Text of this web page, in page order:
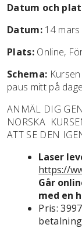
Datum och
Datum:14 mars
Plats:Online,
Schema:
paus mitt på
ANMÄL DIG
NORSKA
ATT SE DEN
Laser
https://
Går
med en
Pris: